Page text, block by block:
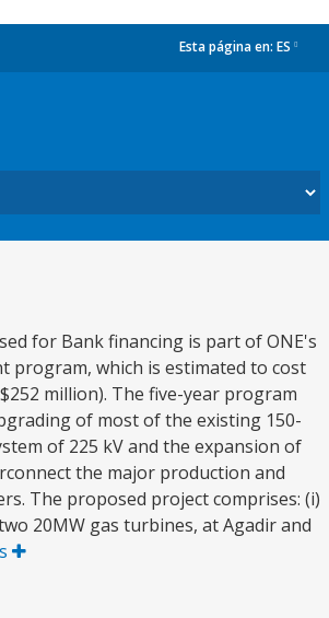
Esta página en: ES
for Bank financing is part of ONE's
program, which is estimated to cost
million). The five-year program
of most of the existing 150-
of 225 kV and the expansion of
the major production and
The proposed project comprises: (i)
20MW gas turbines, at Agadir and